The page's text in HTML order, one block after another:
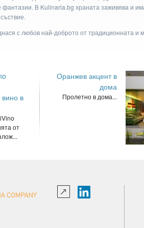
фантазии. В Kulinaria.bg храната заживява и
с любов най-доброто от традиционната и
вино в
от
Оранжев акцент в
дома
Пролетно в дома...